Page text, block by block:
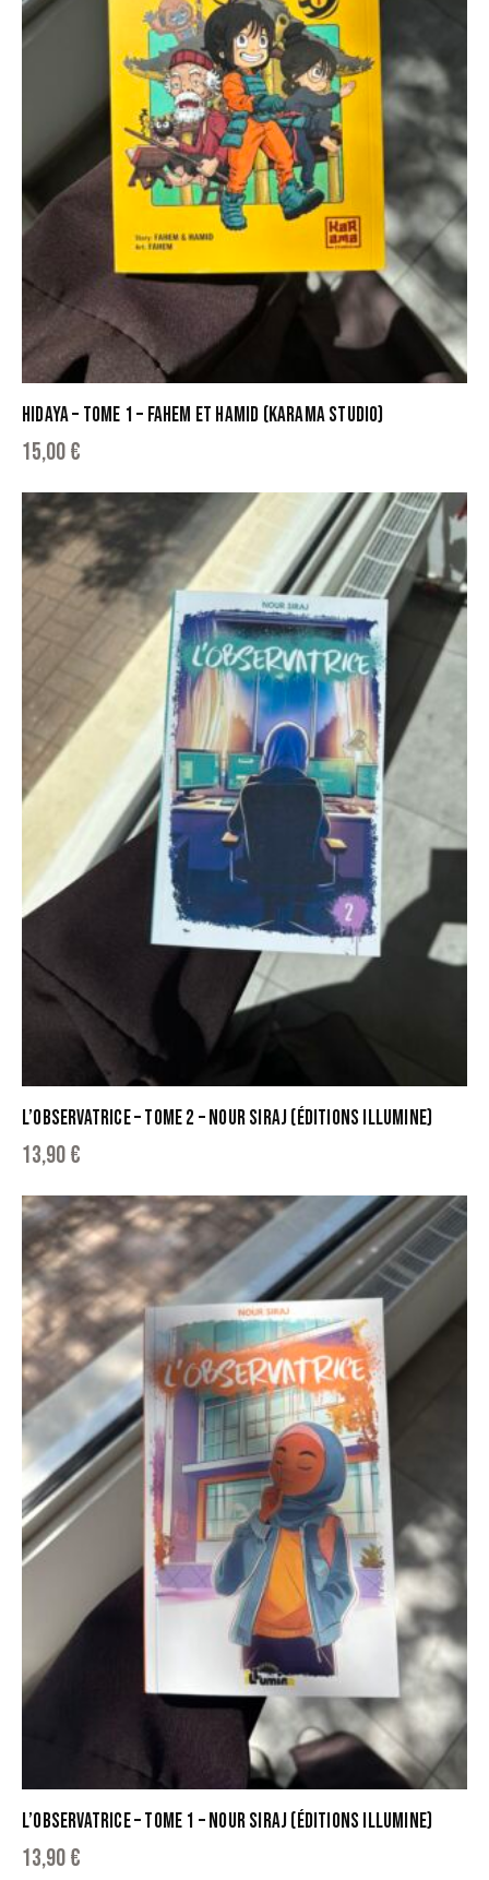
HIDAYA – TOME 1 – FAHEM ET HAMID (KARAMA STUDIO)
15,00€
L’OBSERVATRICE – TOME 2 – NOUR SIRAJ (ÉDITIONS ILLUMINE)
13,90€
L’OBSERVATRICE – TOME 1 – NOUR SIRAJ (ÉDITIONS ILLUMINE)
13,90€